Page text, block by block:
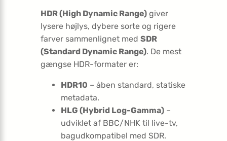
HDR (High Dynamic Range) giver
lysere højlys, dybere sorte og rigere
farver sammenlignet med SDR
(Standard Dynamic Range). De mest
gængse HDR-formater er:
HDR10 – åben standard, statiske
metadata.
HLG (Hybrid Log-Gamma) –
udviklet af BBC/NHK til live-tv,
bagudkompatibel med SDR.